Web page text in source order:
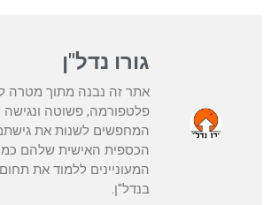
גורו נדל"ן
אתר זה נבנה מתוך מטרה
פלטפורמה, פשוטה ונגישה
המחפשים לשנות את
הכספית האישית שלהם
המעוניינים ללמוד את
בנדל"ן.